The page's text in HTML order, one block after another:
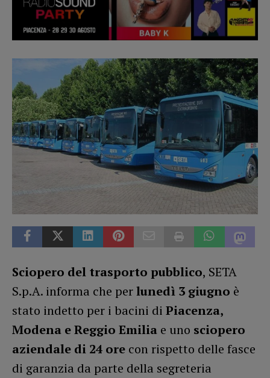
Sciopero del trasporto pubblico, SETA
S.p.A. informa che perlunedì 3 giugno è
stato indetto per i bacini di Piacenza,
Modena e Reggio Emilia e uno sciopero
aziendale di 24 ore con rispetto delle fasce
di garanzia da parte della segreteria